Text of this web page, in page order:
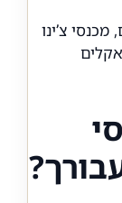
צ’ינו